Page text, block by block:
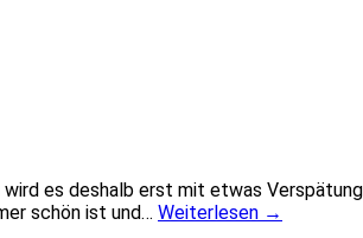
es deshalb erst mit etwas
schön ist und… Weiterlesen →